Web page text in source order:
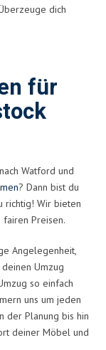
dich
für
Watford und
? Dann bist du
richtig! Wir bieten
Preisen.
Angelegenheit,
Umzug
so einfach
uns um jeden
der Planung bis hin
deiner Möbel und